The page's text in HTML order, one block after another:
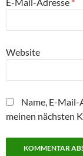
Website
Name, E-Mail-
meinen nächsten